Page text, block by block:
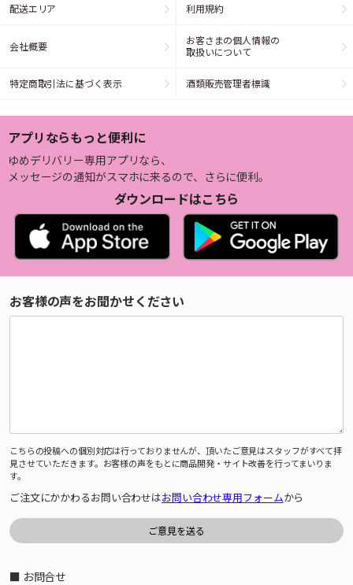
配送エリア 利用規約
会社概要
お客さまの個人情報の
取扱いについて
特定商取引法に基づく表示 酒類販売管理者標識
アプリならもっと便利に
ゆめデリバリー専用アプリなら、
メッセージの通知がスマホに来るので、さらに便利。
ダウンロードはこちら
お客様の声をお聞かせください
こちらの投稿への個別対応は行っておりませんが、頂いたご意見はスタッフがすべて拝
見させていただきます。お客様の声をもとに商品開発・サイト改善を行ってまいりま
す。
ご注文にかかわるお問い合わせはお問い合わせ専用フォームから
■ お問合せ